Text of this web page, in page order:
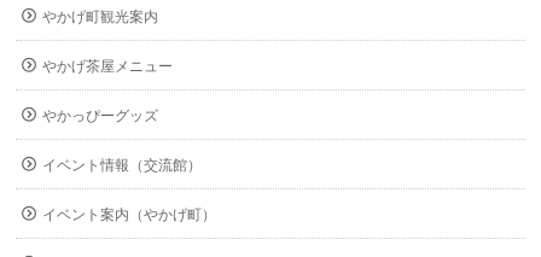
やかげ町観光案内
やかげ茶屋メニュー
やかっぴーグッズ
イベント情報（交流館）
イベント案内（やかげ町）